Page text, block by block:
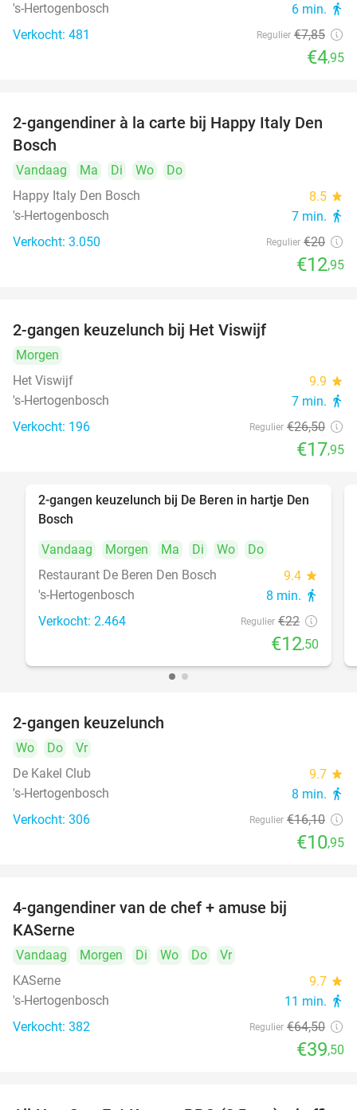
's-Hertogenbosch 6 min. directions_walk
Verkocht: 481 Regulier €7,85
€4,95
35%
2-gangendiner à la carte bij Happy Italy Den
Bosch
Vandaag Ma Di Wo
Do
Happy Italy Den Bosch
8.5 star
's-Hertogenbosch 7 min. directions_walk
Verkocht: 3.050 Regulier €20
€12,95
2-gangen keuzelunch bij Het Viswijf
Morgen
Het Viswijf
9.9 star
's-Hertogenbosch 7 min. directions_walk
Verkocht: 196 Regulier €26,50
€17,95
43%
2-gangen keuzelunch bij De Beren in hartje Den
Bosch
Vandaag
Morgen Ma Di Wo
Do
Restaurant De Beren Den Bosch
9.4 star
's-Hertogenbosch 8 min. directions_walk
Verkocht: 2.464 Regulier €22
€12,50
2-gangen keuzelunch
Wo Do
Vr
De Kakel Club
9.7 star
's-Hertogenbosch 8 min. directions_walk
Verkocht: 306 Regulier €16,10
€10,95
4-gangendiner van de chef + amuse bij
KASerne
Vandaag Morgen Di Wo Do
Vr
KASerne
9.7 star
's-Hertogenbosch 11 min. directions_walk
Verkocht: 382 Regulier €64,50
€39,50